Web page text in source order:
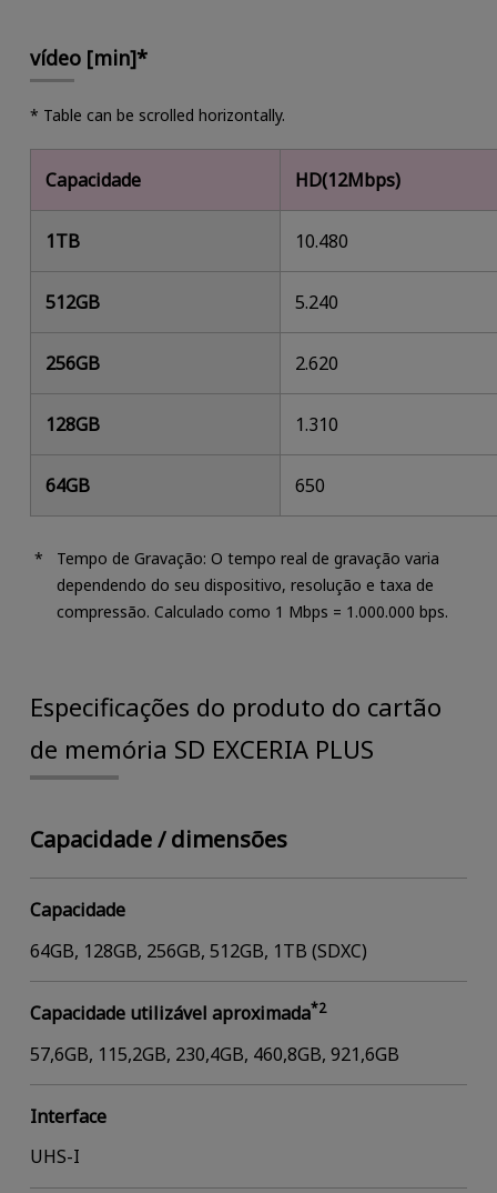
vídeo [min]*
* Table can be scrolled horizontally.
Capacidade HD(12Mbps)
1TB 10.480
512GB 5.240
256GB 2.620
128GB 1.310
64GB 650
Tempo de Gravação: O tempo real de gravação varia
dependendo do seu dispositivo, resolução e taxa de
compressão. Calculado como 1 Mbps = 1.000.000 bps.
Especificações do produto do cartão
de memória SD EXCERIA PLUS
Capacidade / dimensões
Capacidade
64GB, 128GB, 256GB, 512GB, 1TB (SDXC)
Capacidade utilizável aproximada*2
57,6GB, 115,2GB, 230,4GB, 460,8GB, 921,6GB
Interface
UHS-I